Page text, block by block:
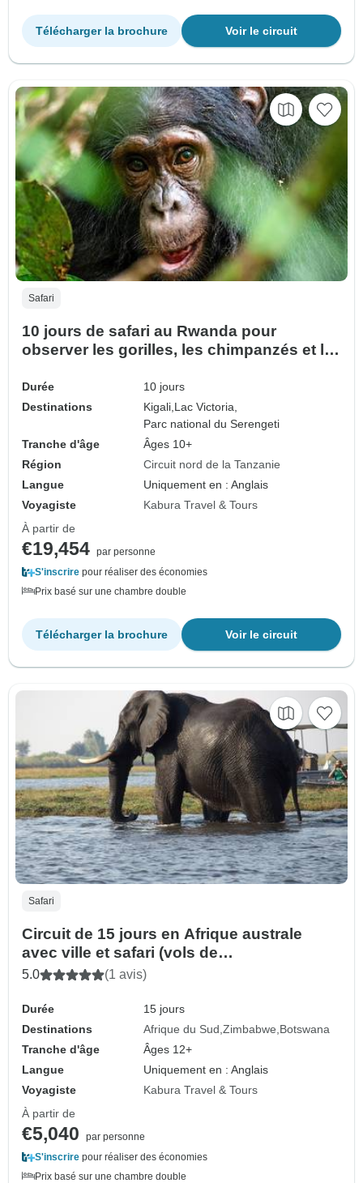
Voir le circuit
Télécharger la brochure
Safari
10 jours de safari au Rwanda pour
observer les gorilles, les chimpanzés et la
Durée
10 jours
Destinations
Kigali, Lac Victoria,
Parc national du Serengeti
Tranche d'âge
Âges 10+
Région
Circuit nord de la Tanzanie
Langue
Uniquement en : Anglais
Voyagiste
Kabura Travel & Tours
À partir de
€19,454 par personne
S'inscrire pour réaliser des économies
Prix basé sur une chambre double
Voir le circuit
Télécharger la brochure
Safari
Circuit de 15 jours en Afrique australe
avec ville et safari (vols de
correspondance inclus)
5.0 (1 avis)
Durée
15 jours
Destinations
Afrique du Sud Zimbabwe Botswana
Tranche d'âge
Âges 12+
Langue
Uniquement en : Anglais
Voyagiste
Kabura Travel & Tours
À partir de
€5,040
par personne
S'inscrire pour réaliser des économies
Prix basé sur une chambre double